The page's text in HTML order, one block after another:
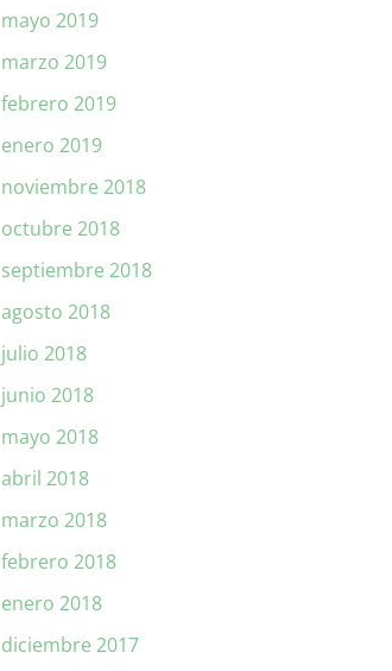
mayo 2019
marzo 2019
febrero 2019
enero 2019
noviembre 2018
octubre 2018
septiembre 2018
agosto 2018
julio 2018
junio 2018
mayo 2018
abril 2018
marzo 2018
febrero 2018
enero 2018
diciembre 2017